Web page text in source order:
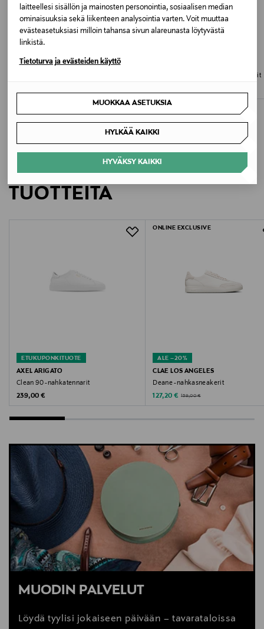
laitteellesi sisällön ja mainosten personointia, sosiaalisen median
ominaisuuksia sekä liikenteen analysointia varten. Voit muuttaa
evästeasetuksiasi milloin tahansa sivun alareunasta löytyvästä
linkistä.
Tietoturva ja evästeiden käyttö
MUOKKAA ASETUKSIA
HYLKÄÄ KAIKKI
HYVÄKSY KAIKKI
9206674 WHITE
Valmistusmaa
Portugali
Axel Arigato AB
Valmistajan osoite
Stora badhusgatan 37, 411 21, Gothenburg, Sweden
Avainsanat
FILIPPA K
Platform Vulc Piping -nahkatennarit
LISÄÄ KIINNOSTAVIA
TUOTTEITA
ETUKUPONKITUOTE
AXEL ARIGATO
Clean 90 -nahkatennarit
Original Price
239,00 €
ALE –20%
ONLINE EXCLUSIVE
CLAE LOS ANGELES
Deane -nahkasneakerit
Discounted Price
127,20 € Original Price
159,00 €
MUODIN PALVELUT
Löydä tyylisi jokaiseen päivään – tavarataloissa